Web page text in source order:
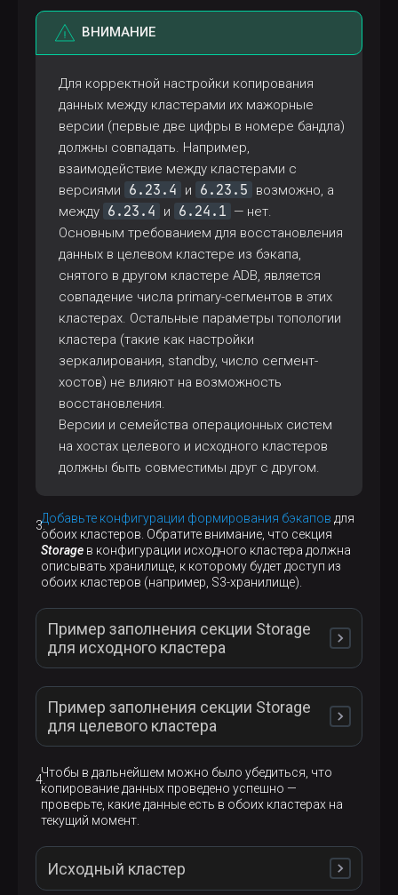
ВНИМАНИЕ
Для корректной настройки копирования
данных между кластерами их мажорные
версии (первые две цифры в номере бандла)
должны совпадать. Например,
взаимодействие между кластерами с
версиями
6.23.4 и 6.23.5
возможно, а
между 6.23.4 и 6.24.1 — нет.
Основным требованием для восстановления
данных в целевом кластере из бэкапа,
снятого в другом кластере ADB, является
совпадение числа primary-сегментов в этих
кластерах. Остальные параметры топологии
кластера (такие как настройки
зеркалирования, standby, число сегмент-
хостов) не влияют на возможность
восстановления.
Версии и семейства операционных систем
на хостах целевого и исходного кластеров
должны быть совместимы друг с другом.
Добавьте конфигурации формирования бэкапов для
обоих кластеров. Обратите внимание, что секция
Storage в конфигурации исходного кластера должна
описывать хранилище, к которому будет доступ из
обоих кластеров (например, S3-хранилище).
Пример заполнения секции Storage
для исходного кластера
Пример заполнения секции Storage для
исходного кластера
Пример заполнения секции Storage
для целевого кластера
Пример заполнения секции Storage для целевого
кластера
Чтобы в дальнейшем можно было убедиться, что
копирование данных проведено успешно —
проверьте, какие данные есть в обоих кластерах на
текущий момент.
Исходный кластер